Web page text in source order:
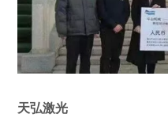
天弘激光